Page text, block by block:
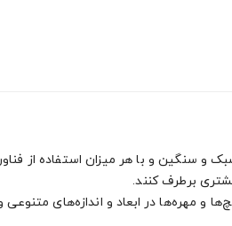
و سنگین و با هر میزان استفاده از
برطرف کنند.
و مهره‌ها در ابعاد و اندازه‌های متنوعی